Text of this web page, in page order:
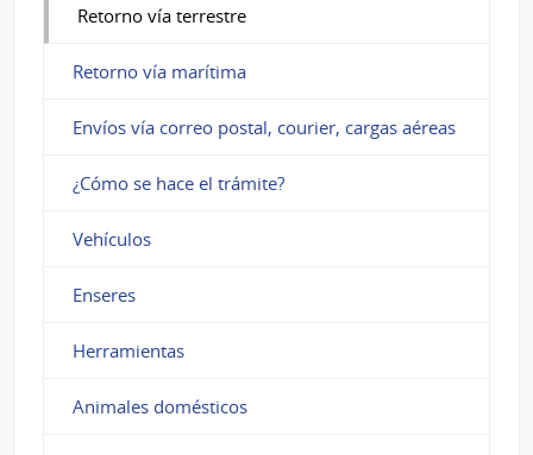
Retorno vía terrestre
Retorno vía marítima
Envíos vía correo postal, courier, cargas aéreas
¿Cómo se hace el trámite?
Vehículos
Enseres
Herramientas
Animales domésticos